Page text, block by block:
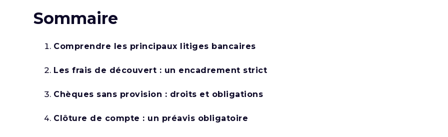
Sommaire
Comprendre les principaux litiges bancaires
Les frais de découvert : un encadrement strict
Chèques sans provision : droits et obligations
Clôture de compte : un préavis obligatoire